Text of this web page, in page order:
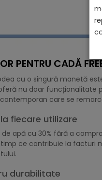
PENTRU CADĂ
cu o singură manetă
nu doar funcționalitate
care se
fiecare utilizare
apă cu 30% fără a
ce contribuie la facturi
durabilitate